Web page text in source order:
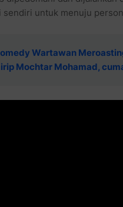
sendiri untuk menuju
Wartawan
Mochtar Mohamad,